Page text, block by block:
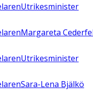
Utrikesminister
Margareta
Utrikesminister
Sara-Lena Bjälkö